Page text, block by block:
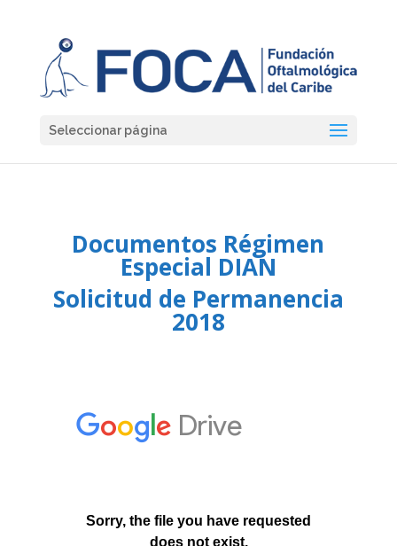
Seleccionar página
Documentos Régimen
Especial DIAN
Solicitud de Permanencia
2018